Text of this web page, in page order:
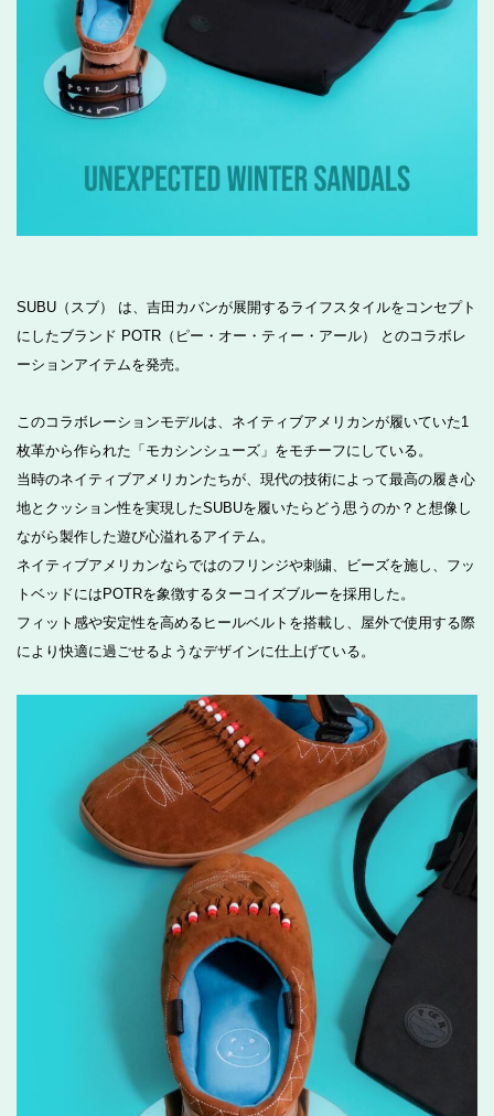
SUBU（スブ） は、吉田カバンが展開するライフスタイルをコンセプト
にしたブランド POTR（ピー・オー・ティー・アール） とのコラボレ
ーションアイテムを発売。
このコラボレーションモデルは、ネイティブアメリカンが履いていた1
枚革から作られた「モカシンシューズ」をモチーフにしている。
当時のネイティブアメリカンたちが、現代の技術によって最高の履き心
地とクッション性を実現したSUBUを履いたらどう思うのか？と想像し
ながら製作した遊び心溢れるアイテム。
ネイティブアメリカンならではのフリンジや刺繍、ビーズを施し、フッ
トベッドにはPOTRを象徴するターコイズブルーを採用した。
フィット感や安定性を高めるヒールベルトを搭載し、屋外で使用する際
により快適に過ごせるようなデザインに仕上げている。